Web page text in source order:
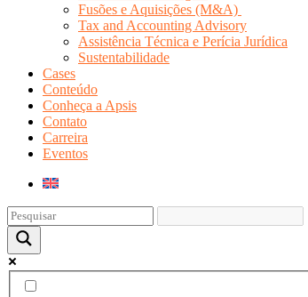
Fusões e Aquisições (M&A)
Tax and Accounting Advisory
Assistência Técnica e Perícia Jurídica
Sustentabilidade
Cases
Conteúdo
Conheça a Apsis
Contato
Carreira
Eventos